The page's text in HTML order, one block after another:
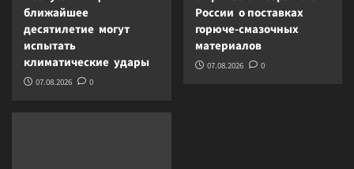
ближайшее
десятилетие могут
испытать
климатические удары
07.08.2026 0
России о поставках
горюче-смазочных
материалов
07.08.2026 0